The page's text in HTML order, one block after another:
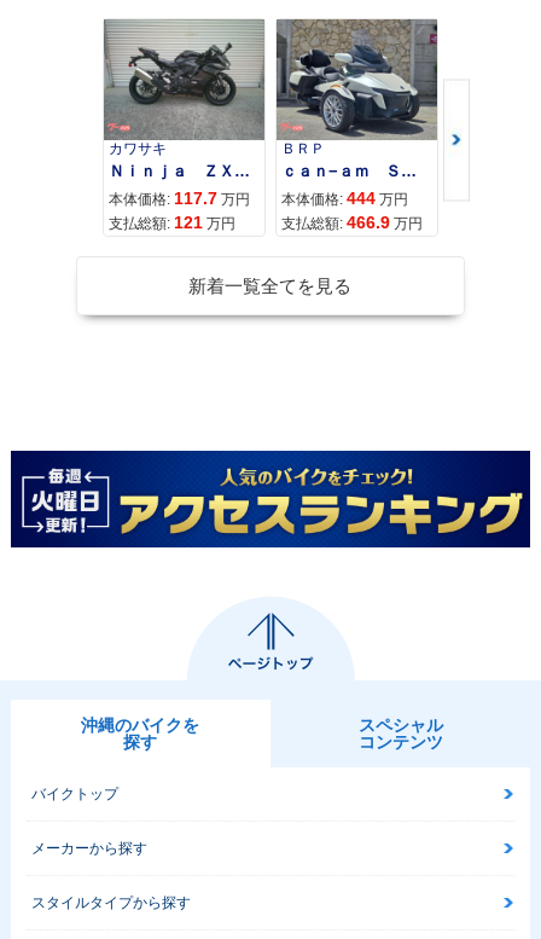
カワサキ
Ｎｉｎｊａ ＺＸ−４Ｒ ＳＥ
本体価格: 117.7 万円
支払総額: 121 万円
ＢＲＰ
ｃａｎ−ａｍ ＳＰＹＤＥＲ ＲＴ ＬＩＭＩＴＥＤ
本体価格: 444 万円
支払総額: 466.9 万円
スズキ
本体価格:
新着一覧全てを見る
沖縄のバイクを
探す
スペシャル
コンテンツ
バイクトップ
メーカーから探す
スタイルタイプから探す